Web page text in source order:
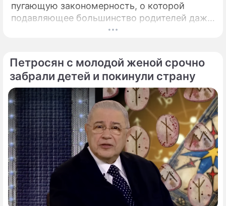
пугающую закономерность, о которой
подавляющее большинство родителей даже
не догадывалось. Привычка дарить ребенку
подростковом возрасте обворачивается
скрытым провалом в учебе.
Петросян с молодой женой срочно
забрали детей и покинули страну